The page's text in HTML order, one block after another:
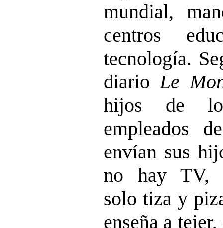
mundial,
centros
tecnología.
diarioLe
hijos de los
empleados
envían sus
no hay TV,
solo tiza y
enseña a